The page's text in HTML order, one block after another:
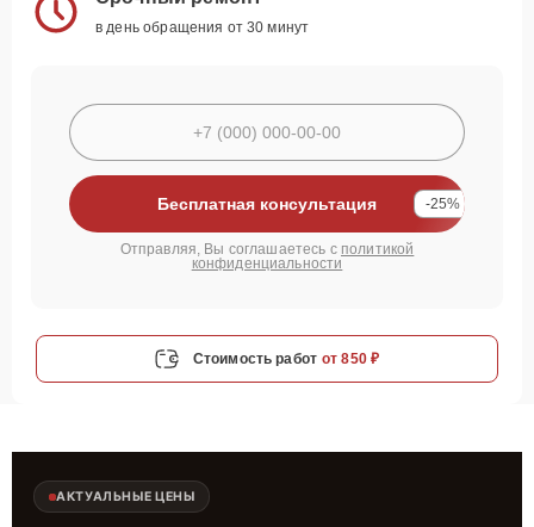
в день обращения от 30 минут
Бесплатная консультация -25%
Отправляя, Вы соглашаетесь с политикой
конфиденциальности
Стоимость работ от 850 ₽
АКТУАЛЬНЫЕ ЦЕНЫ